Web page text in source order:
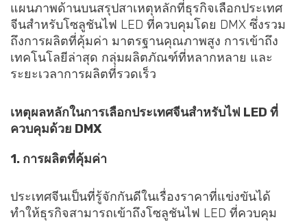
แผนภาพด้านบนสรุปสาเหตุหลักที่ธุรกิจเลือกประเทศ
จีนสำหรับโซลูชันไฟ LED ที่ควบคุมโดย DMX ซึ่งรวม
ถึงการผลิตที่คุ้มค่า มาตรฐานคุณภาพสูง การเข้าถึง
เทคโนโลยีล่าสุด กลุ่มผลิตภัณฑ์ที่หลากหลาย และ
ระยะเวลาการผลิตที่รวดเร็ว
เหตุผลหลักในการเลือกประเทศจีนสำหรับไฟ LED ที่
ควบคุมด้วย DMX
1. การผลิตที่คุ้มค่า
ประเทศจีนเป็นที่รู้จักกันดีในเรื่องราคาที่แข่งขันได้
ทำให้ธุรกิจสามารถเข้าถึงโซลูชันไฟ LED ที่ควบคุม